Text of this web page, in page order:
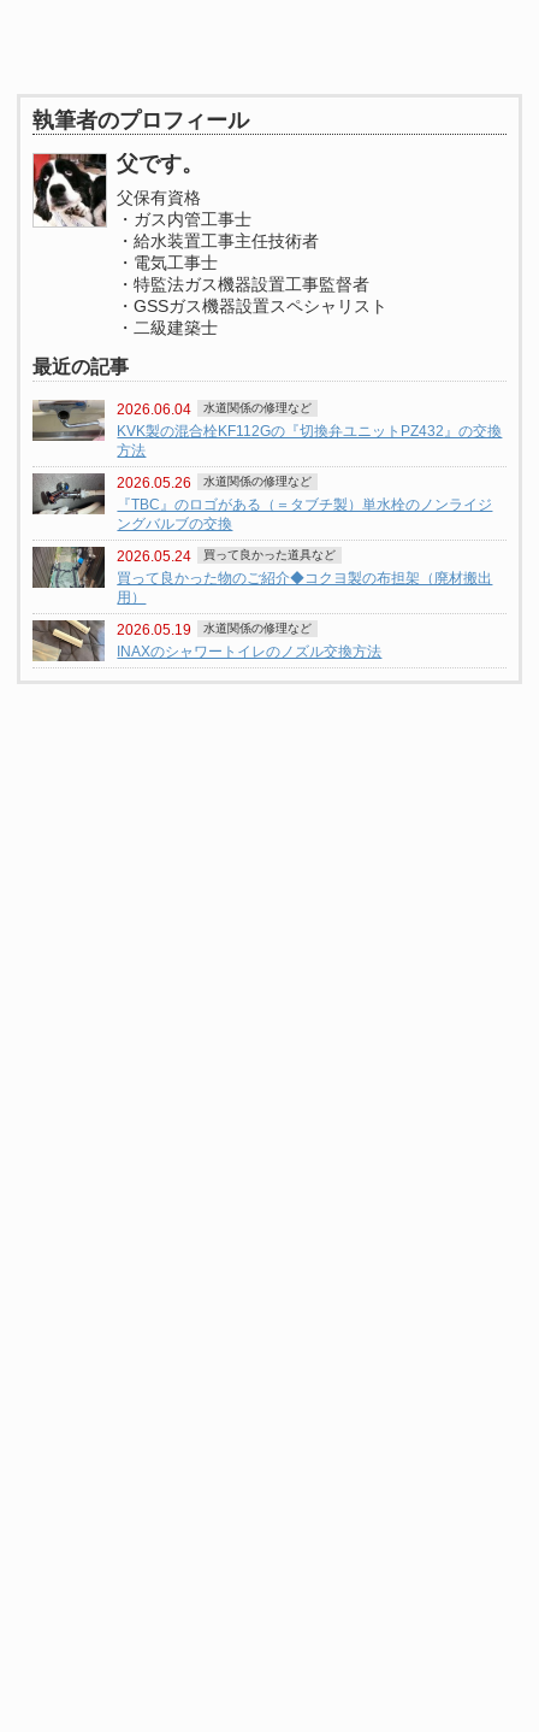
執筆者のプロフィール
父です。
父保有資格
・ガス内管工事士
・給水装置工事主任技術者
・電気工事士
・特監法ガス機器設置工事監督者
・GSSガス機器設置スペシャリスト
・二級建築士
最近の記事
2026.06.04 水道関係の修理など
KVK製の混合栓KF112Gの『切換弁ユニットPZ432』の交換
方法
2026.05.26 水道関係の修理など
『TBC』のロゴがある（＝タブチ製）単水栓のノンライジ
ングバルブの交換
2026.05.24 買って良かった道具など
買って良かった物のご紹介◆コクヨ製の布担架（廃材搬出
用）
2026.05.19 水道関係の修理など
INAXのシャワートイレのノズル交換方法